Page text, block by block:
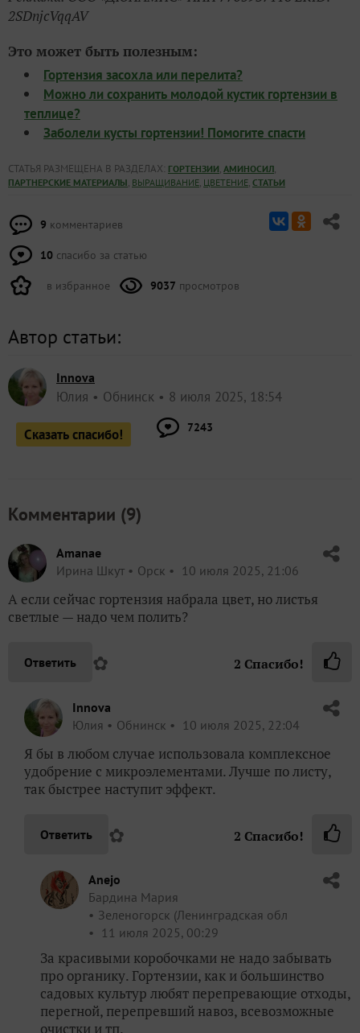
2SDnjcVqqAV
Это может быть полезным:
Гортензия засохла или перелита?
Можно ли сохранить молодой кустик гортензии в
теплице?
Заболели кусты гортензии! Помогите спасти
СТАТЬЯ РАЗМЕЩЕНА В РАЗДЕЛАХ: ГОРТЕНЗИИ, АМИНОСИЛ,
ПАРТНЕРСКИЕ МАТЕРИАЛЫ, ВЫРАЩИВАНИЕ, ЦВЕТЕНИЕ, СТАТЬИ
9 комментариев
10 спасибо за статью
в избранное 9037 просмотров
Автор статьи:
Innova
Юлия Обнинск 8 июля 2025, 18:54
Сказать спасибо! 7243
Комментарии (9)
Amanae
Ирина Шкут
Орск 10 июля 2025, 21:06
А если сейчас гортензия набрала цвет, но листья
светлые — надо чем полить?
Ответить ✿ 2 Спасибо!
Innova
Юлия
Обнинск 10 июля 2025, 22:04
Я бы в любом случае использовала комплексное
удобрение с микроэлементами. Лучше по листу,
так быстрее наступит эффект.
Ответить ✿ 2 Спасибо!
Anejo
Бардина Мария
Зеленогорск (Ленинградская обл
11 июля 2025, 00:29
За красивыми коробочками не надо забывать
про органику. Гортензии, как и большинство
садовых культур любят перепревающие отходы,
перегной, перепревший навоз, всевозможные
очистки и тп.